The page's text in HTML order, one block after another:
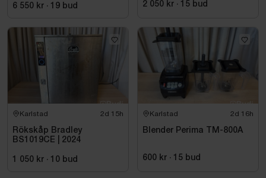
6 550 kr · 19 bud 2 050 kr · 15 bud
Karlstad 2d 15h
Rökskåp Bradley
BS1019CE | 2024
1 050 kr · 10 bud
Karlstad 2d 16h
Blender Perima TM-800A
600 kr · 15 bud